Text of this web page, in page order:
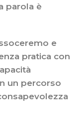
parola è
e
pratica con
un percorso